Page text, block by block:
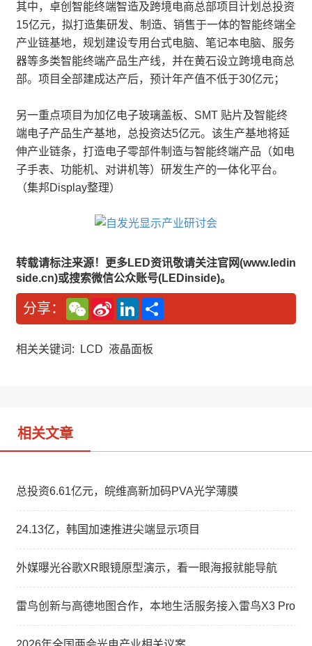
其中，卓创智能终端智造及跨境电商总部项目计划总投资
15亿元，拟打造集研发、制造、销售于一体的智能终端全
产业链基地，规划建设专用台式电脑、笔记本电脑、服务
器等多类智能终端产品生产线，并在黄石设立跨境电商总
部。项目全部建成达产后，预计年产值不低于30亿元；
另一重点项目为加亿电子玻璃盖板、SMT 贴片及智能终
端电子产品生产基地，总投资达5亿元。该生产基地将延
伸产业链条，打造电子零部件制造与智能终端产品（如电
子手表、功能机、对讲机等）研发生产的一体化平台。
（集邦Display整理）
转载请标注来源！更多LED资讯敬请关注官网(www.ledin
side.cn)或搜索微信公众账号(LEDinside)。
分享：
W
e
C
a
S
n
W
L
n
e
相关关键词: LCD 液晶面板
相关文章
总投资6.61亿元，皖维高新加码PVA光学薄膜
24.13亿，韩国加速推进尖端显示项目
外媒曝光谷歌XR眼镜原型演示，看一眼海报就能导航
雷鸟创新与高德地图合作，本地生活服务接入雷鸟X3 Pro